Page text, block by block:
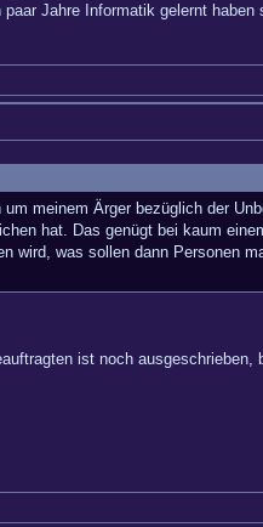
Jahre Informatik gelernt haben
meinem Ärger bezüglich der
hat. Das genügt bei kaum
was sollen dann Personen
ist noch